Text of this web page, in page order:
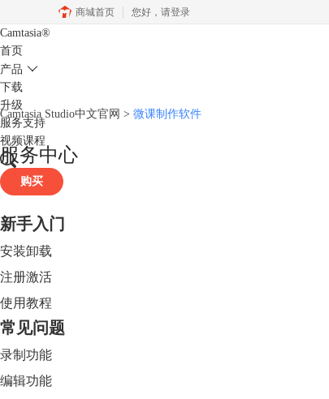
商城首页 您好， 请登录
Camtasia®
首页
产品
下载
升级
服务支持
视频课程
购买
Camtasia Studio中文官网 > 微课制作软件
服务中心
新手入门
安装卸载
注册激活
使用教程
常见问题
录制功能
编辑功能